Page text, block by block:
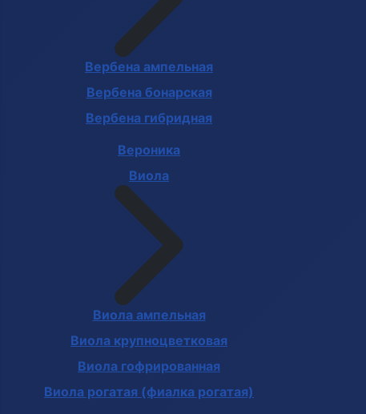
Вербена ампельная
Вербена бонарская
Вербена гибридная
Вероника
Виола
Виола ампельная
Виола крупноцветковая
Виола гофрированная
Виола рогатая (фиалка рогатая)